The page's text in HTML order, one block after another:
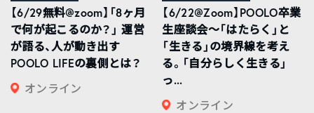
【6/29無料@zoom】「8ヶ月
で何が起こるのか？」 運営
が語る、人が動き出す
POOLO LIFEの裏側とは？
オンライン
【6/22@Zoom】POOLO卒業
生座談会〜「はたらく」と
「生きる」の境界線を考え
る。「自分らしく生きる」
っ...
オンライン